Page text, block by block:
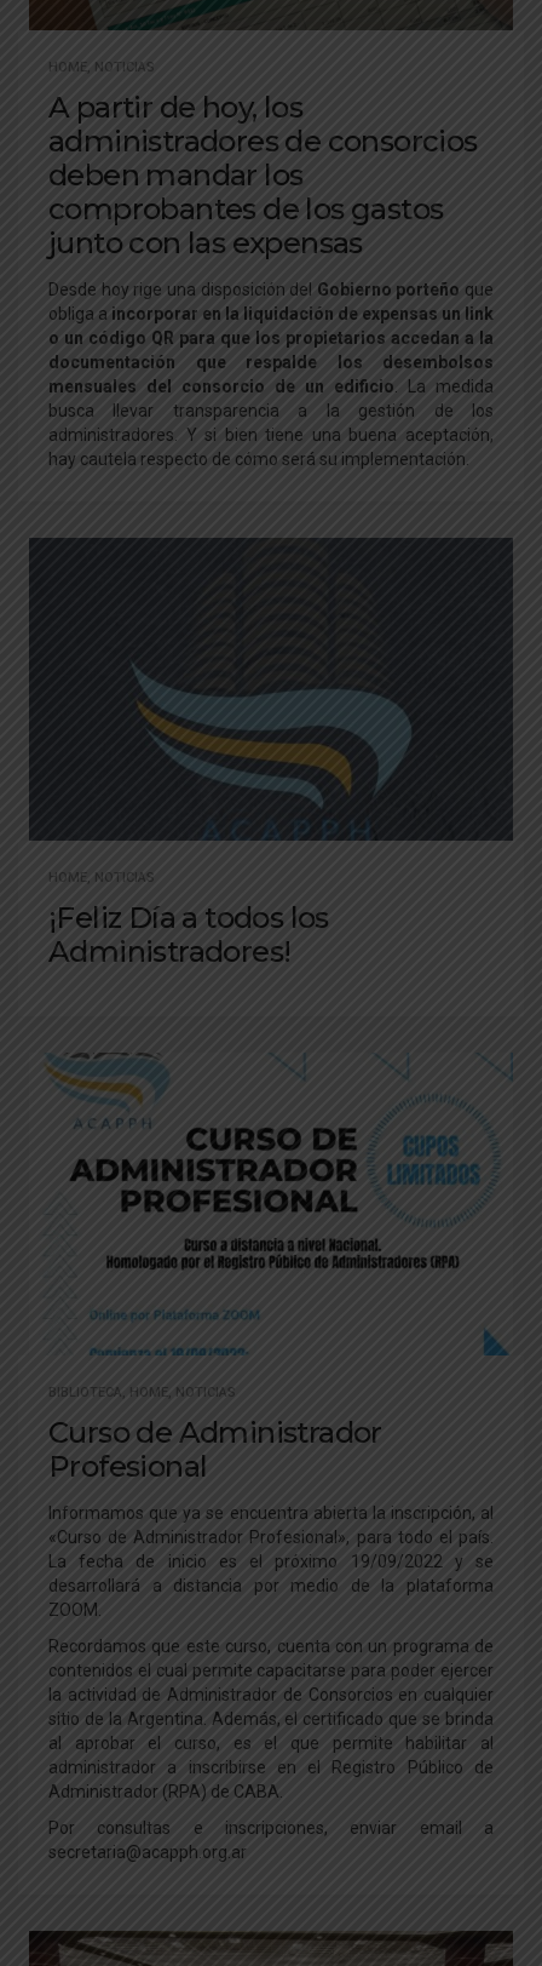
HOME, NOTICIAS
A partir de hoy, los
administradores de consorcios
deben mandar los
comprobantes de los gastos
junto con las expensas
Desde hoy rige una disposición del Gobierno porteño que
obliga a incorporar en la liquidación de expensas un link
o un código QR para que los propietarios accedan a la
documentación que respalde los desembolsos
mensuales del consorcio de un edificio . La medida
busca llevar transparencia a la gestión de los
administradores. Y si bien tiene una buena aceptación,
hay cautela respecto de cómo será su implementación.
HOME, NOTICIAS
¡Feliz Día a todos los
Administradores!
BIBLIOTECA, HOME, NOTICIAS
Curso de Administrador
Profesional
Informamos que ya se encuentra abierta la inscripción, al
«Curso de Administrador Profesional», para todo el país.
La fecha de inicio es el próximo 19/09/2022 y se
desarrollará a distancia por medio de la plataforma
ZOOM.
Recordamos que este curso, cuenta con un programa de
contenidos el cual permite capacitarse para poder ejercer
la actividad de Administrador de Consorcios en cualquier
sitio de la Argentina. Además, el certificado que se brinda
al aprobar el curso, es el que permite habilitar al
administrador a inscribirse en el Registro Público de
Administrador (RPA) de CABA.
Por consultas e inscripciones, enviar email a
secretaria@acapph.org.ar